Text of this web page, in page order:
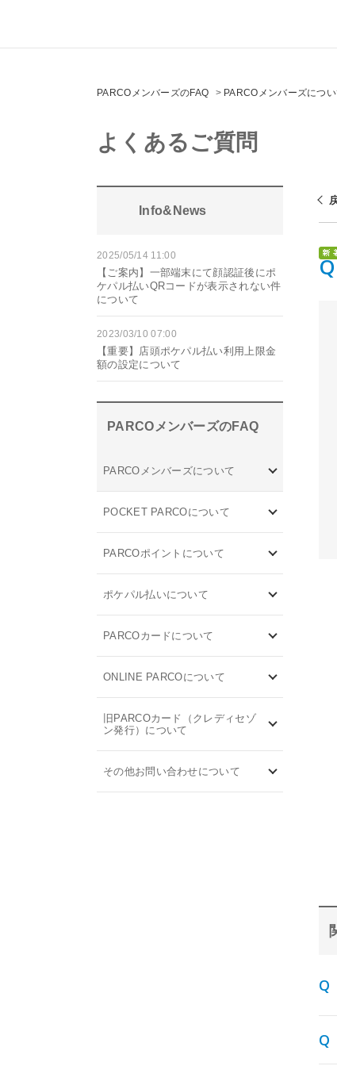
PARCOメンバーズのFAQ > PARCOメンバーズにつ
よくあるご質問
Info&News
2025/05/14 11:00
【ご案内】一部端末にて顔認証後にポ
ケパル払いQRコードが表示されない件
について
2023/03/10 07:00
【重要】店頭ポケパル払い利用上限金
額の設定について
PARCOメンバーズのFAQ
PARCOメンバーズについて
POCKET PARCOについて
PARCOポイントについて
ポケパル払いについて
PARCOカードについて
ONLINE PARCOについて
旧PARCOカード（クレディセゾ
ン発行）について
その他お問い合わせについて